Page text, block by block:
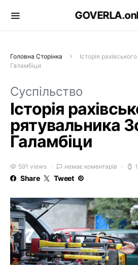
Головна Сторінка
Історія
Галамбіци
Суспільство
Історія
рятувальника
Галамбіци
591 views немає коментарів
Share Tweet